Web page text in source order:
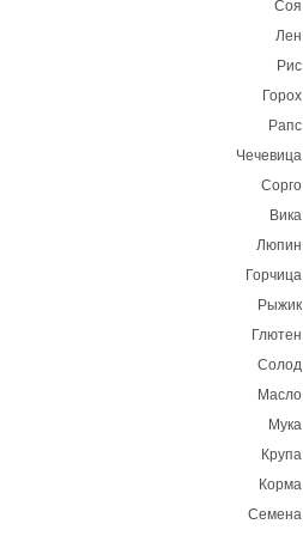
Лен
Рис
Горох
Рапс
Чечевица
Сорго
Вика
Люпин
Горчица
Рыжик
Глютен
Солод
Масло
Мука
Крупа
Корма
Семена